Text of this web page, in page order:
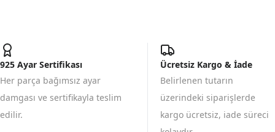
925 Ayar Sertifikası
Her parça bağımsız ayar
damgası ve sertifikayla teslim
edilir.
Ücretsiz Kargo & İade
Belirlenen tutarın
üzerindeki siparişlerde
kargo ücretsiz, iade süreci